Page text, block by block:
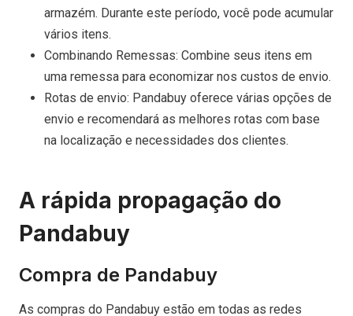
armazém. Durante este período, você pode acumular
vários itens.
Combinando Remessas: Combine seus itens em
uma remessa para economizar nos custos de envio.
Rotas de envio: Pandabuy oferece várias opções de
envio e recomendará as melhores rotas com base
na localização e necessidades dos clientes.
A rápida propagação do
Pandabuy
Compra de Pandabuy
As compras do Pandabuy estão em todas as redes